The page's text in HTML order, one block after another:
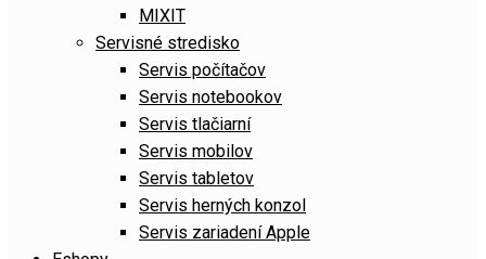
MIXIT
Servisné stredisko
Servis počítačov
Servis notebookov
Servis tlačiarní
Servis mobilov
Servis tabletov
Servis herných konzol
Servis zariadení Apple